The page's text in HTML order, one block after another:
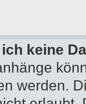
keine
werden.